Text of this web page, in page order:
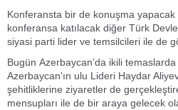
Konferansta bir de konuşma
konferansa katılacak diğer Türk
siyasi parti lider ve temsilcileri ile de
Bugün Azerbaycan’da ikili
Azerbaycan'ın ulu Lideri Haydar
şehitliklerine ziyaretler de
mensupları ile de bir araya gelecek